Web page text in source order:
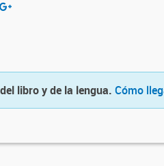
libro y de la lengua. Cómo